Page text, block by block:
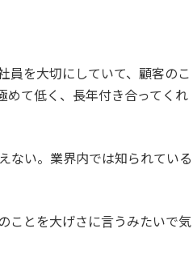
員を大切にしていて、顧客のこ
めて低く、長年付き合ってくれ
ない。業界内では知られている
ことを大げさに言うみたいで気